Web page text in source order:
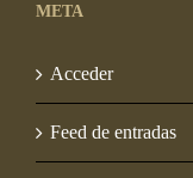
META
Acceder
Feed de entradas